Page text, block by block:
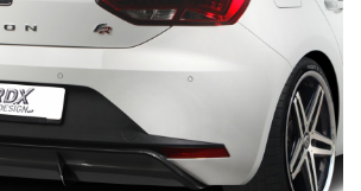
Ajouter
wishlist